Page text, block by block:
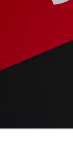
três camisolas para
conjunto.